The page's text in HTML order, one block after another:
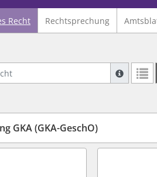
Recht Rechtsprechung
Suche mit
Weitere
GKA (GKA-GeschO)